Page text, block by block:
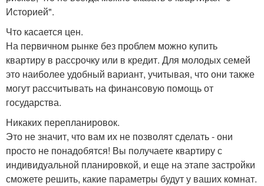
Историей".
Что касается цен.
На первичном рынке без проблем можно купить
квартиру в рассрочку или в кредит. Для молодых семей
это наиболее удобный вариант, учитывая, что они также
могут рассчитывать на финансовую помощь от
государства.
Никаких перепланировок.
Это не значит, что вам их не позволят сделать - они
просто не понадобятся! Вы получаете квартиру с
индивидуальной планировкой, и еще на этапе застройки
сможете решить, какие параметры будут у ваших комнат.